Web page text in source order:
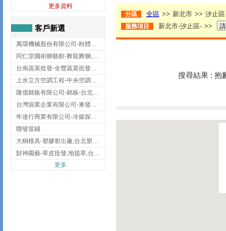
更多資料
客戶新選
萬環機械股份有限公司-粉體塗裝設備,輸送機,輸送機設備,台南輸送機
同仁堂國術獅藝館-舞龍舞獅,台中舞龍舞獅
台南蔬菜批發-全豐蔬菜批發專送/台南蔬菜箱宅配到府
上水立方空調工程-中央空調規劃,台北中央空調規劃
隆億銘板有限公司-銘板-台北銘板-板橋銘板
台灣袋業企業有限公司-東發企業社/台中太空袋/太空包
年達行商業有限公司-冷媒探漏儀,壓力錶組,真空泵浦,台北冷凍空調材料
聯發當鋪
大桐模具-塑膠射出廠,台北塑膠射出廠
財神園藝-草皮批發,地毯草,台北草,彰化地毯草,彰化台北草
更多
分區 全區 >> 新北市 >> 汐止區
服務項目 新北市-汐止區- >>
搜尋結果 : 抱